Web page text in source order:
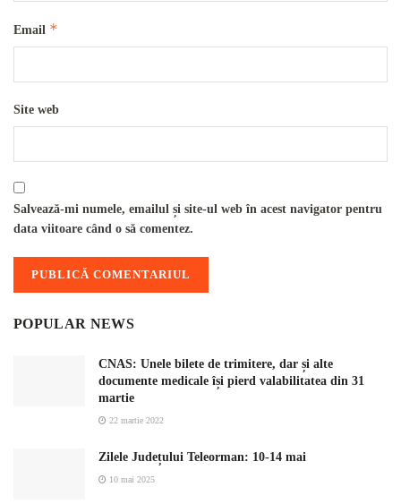
Email *
Site web
Salvează-mi numele, emailul și site-ul web în acest navigator pentru
data viitoare când o să comentez.
POPULAR NEWS
CNAS: Unele bilete de trimitere, dar și alte
documente medicale își pierd valabilitatea din 31
martie
22 martie 2022
Zilele Județului Teleorman: 10-14 mai
10 mai 2025